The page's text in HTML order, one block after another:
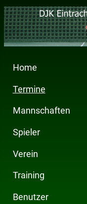
Home
Termine
Mannschaften
Spieler
Verein
Training
Benutzer